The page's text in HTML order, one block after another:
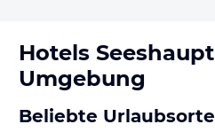
Hotels Seeshaupt
Umgebung
Beliebte Urlaubsorte